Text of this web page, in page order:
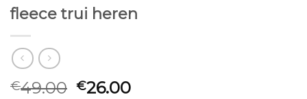
fleece trui heren
€49.00 €26.00